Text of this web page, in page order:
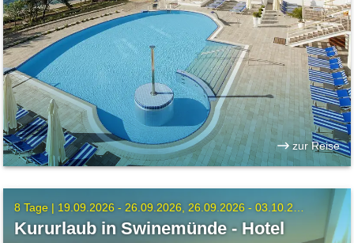
zur Reise
8 Tage | 19.09.2026 - 26.09.2026 26.09.2026 - 03.10.2026
Kururlaub in Swinemünde - Hotel